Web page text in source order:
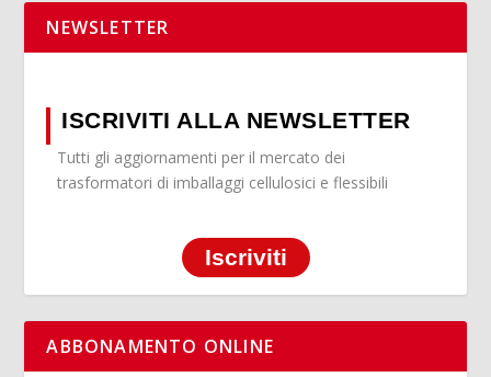
NEWSLETTER
ISCRIVITI ALLA NEWSLETTER
Tutti gli aggiornamenti per il mercato dei
trasformatori di imballaggi cellulosici e flessibili
Iscriviti
ABBONAMENTO ONLINE